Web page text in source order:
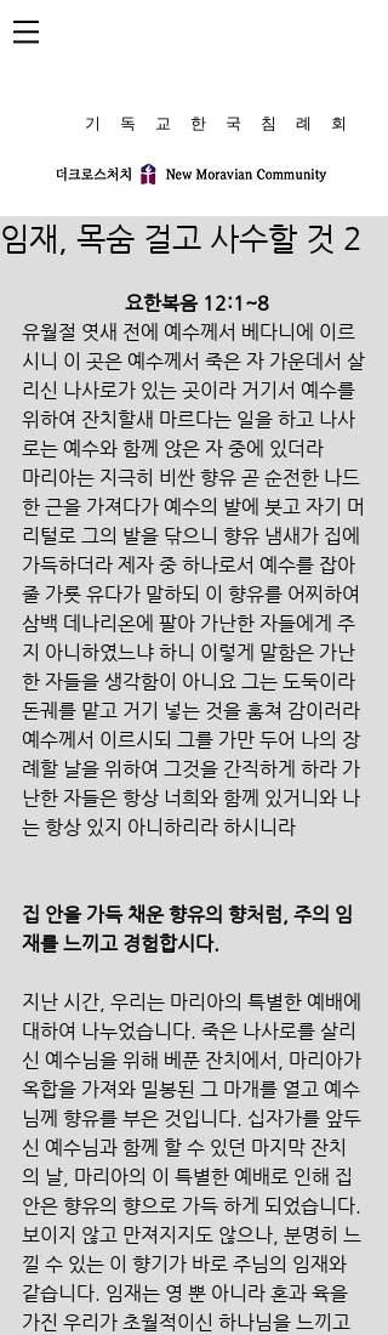
​기 독 교 한 국 침 례 회
임재, 목숨 걸고 사수할 것 2
요한복음 12:1~8
유월절 엿새 전에 예수께서 베다니에 이르
시니 이 곳은 예수께서 죽은 자 가운데서 살
리신 나사로가 있는 곳이라 거기서 예수를
위하여 잔치할새 마르다는 일을 하고 나사
로는 예수와 함께 앉은 자 중에 있더라
마리아는 지극히 비싼 향유 곧 순전한 나드
한 근을 가져다가 예수의 발에 붓고 자기 머
리털로 그의 발을 닦으니 향유 냄새가 집에
가득하더라 제자 중 하나로서 예수를 잡아
줄 가룟 유다가 말하되 이 향유를 어찌하여
삼백 데나리온에 팔아 가난한 자들에게 주
지 아니하였느냐 하니 이렇게 말함은 가난
한 자들을 생각함이 아니요 그는 도둑이라
돈궤를 맡고 거기 넣는 것을 훔쳐 감이러라
예수께서 이르시되 그를 가만 두어 나의 장
례할 날을 위하여 그것을 간직하게 하라 가
난한 자들은 항상 너희와 함께 있거니와 나
는 항상 있지 아니하리라 하시니라
집 안을 가득 채운 향유의 향처럼, 주의 임
재를 느끼고 경험합시다.
지난 시간, 우리는 마리아의 특별한 예배에
대하여 나누었습니다. 죽은 나사로를 살리
신 예수님을 위해 베푼 잔치에서, 마리아가
옥합을 가져와 밀봉된 그 마개를 열고 예수
님께 향유를 부은 것입니다. 십자가를 앞두
신 예수님과 함께 할 수 있던 마지막 잔치
의 날, 마리아의 이 특별한 예배로 인해 집
안은 향유의 향으로 가득 하게 되었습니다.
보이지 않고 만져지지도 않으나, 분명히 느
낄 수 있는 이 향기가 바로 주님의 임재와
같습니다. 임재는 영 뿐 아니라 혼과 육을
가진 우리가 초월적이신 하나님을 느끼고